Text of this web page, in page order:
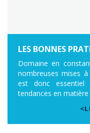
LES BONNES
Domaine en
nombreuses mises
est donc essentiel
tendances en matière